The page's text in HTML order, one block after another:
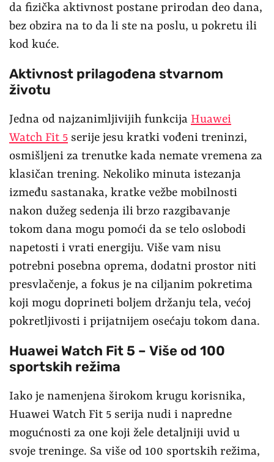
da fizička aktivnost postane prirodan deo dana,
bez obzira na to da li ste na poslu, u pokretu ili
kod kuće.
Aktivnost prilagođena stvarnom
životu
Jedna od najzanimljivijih funkcija Huawei
Watch Fit 5 serije jesu kratki vođeni treninzi,
osmišljeni za trenutke kada nemate vremena za
klasičan trening. Nekoliko minuta istezanja
između sastanaka, kratke vežbe mobilnosti
nakon dužeg sedenja ili brzo razgibavanje
tokom dana mogu pomoći da se telo oslobodi
napetosti i vrati energiju. Više vam nisu
potrebni posebna oprema, dodatni prostor niti
presvlačenje, a fokus je na ciljanim pokretima
koji mogu doprineti boljem držanju tela, većoj
pokretljivosti i prijatnijem osećaju tokom dana.
Huawei Watch Fit 5 – Više od 100
sportskih režima
Iako je namenjena širokom krugu korisnika,
Huawei Watch Fit 5 serija nudi i napredne
mogućnosti za one koji žele detaljniji uvid u
svoje treninge. Sa više od 100 sportskih režima,